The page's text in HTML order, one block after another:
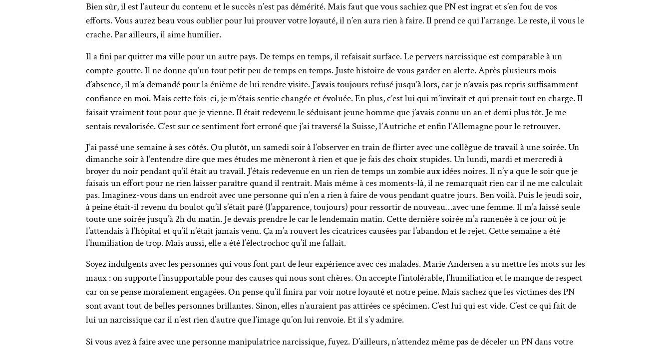
Bien sûr, il est l’auteur du contenu et le succès n’est pas démérité. Mais faut que vous sachiez que PN est ingrat et s’en fou de vos
efforts. Vous aurez beau vous oublier pour lui prouver votre loyauté, il n’en aura rien à faire. Il prend ce qui l’arrange. Le reste, il vous le
crache. Par ailleurs, il aime humilier.
Il a fini par quitter ma ville pour un autre pays. De temps en temps, il refaisait surface. Le pervers narcissique est comparable à un
compte-goutte. Il ne donne qu’un tout petit peu de temps en temps. Juste histoire de vous garder en alerte. Après plusieurs mois
d’absence, il m’a demandé pour la énième de lui rendre visite. J’avais toujours refusé jusqu’à lors, car je n’avais pas repris suffisamment
confiance en moi. Mais cette fois-ci, je m’étais sentie changée et évoluée. En plus, c’est lui qui m’invitait et qui prenait tout en charge. Il
faisait vraiment tout pour que je vienne. Il était redevenu le séduisant jeune homme que j’avais connu un an et demi plus tôt. Je me
sentais revalorisée. C’est sur ce sentiment fort erroné que j’ai traversé la Suisse, l’Autriche et enfin l’Allemagne pour le retrouver.
J’ai passé une semaine à ses côtés. Ou plutôt, un samedi soir à l’observer en train de flirter avec une collègue de travail à une soirée. Un
dimanche soir à l’entendre dire que mes études me mèneront à rien et que je fais des choix stupides. Un lundi, mardi et mercredi à
broyer du noir pendant qu’il était au travail. J’étais redevenue en un rien de temps un zombie aux idées noires. Il n’y a que le soir que je
faisais un effort pour ne rien laisser paraître quand il rentrait. Mais même à ces moments-là, il ne remarquait rien car il ne me calculait
pas. Imaginez-vous dans un endroit avec une personne qui n’en a rien à faire de vous pendant quatre jours. Ben voilà. Puis le jeudi soir,
à peine était-il revenu du boulot qu’il s’était paré (l’apparence, toujours) pour ressortir de nouveau…avec une femme. Il m’a laissé seule
toute une soirée jusqu’à 2h du matin. Je devais prendre le car le lendemain matin. Cette dernière soirée m’a ramenée à ce jour où je
l’attendais à l’hôpital et qu’il n’était jamais venu. Ça m’a rouvert les cicatrices causées par l’abandon et le rejet. Cette semaine a été
l’humiliation de trop. Mais aussi, elle a été l’électrochoc qu’il me fallait.
Soyez indulgents avec les personnes qui vous font part de leur expérience avec ces malades. Marie Andersen a su mettre les mots sur les
maux : on supporte l’insupportable pour des causes qui nous sont chères. On accepte l’intolérable, l’humiliation et le manque de respect
car on se pense moralement engagées. On pense qu’il finira par voir notre loyauté et notre peine. Mais sachez que les victimes des PN
sont avant tout de belles personnes brillantes. Sinon, elles n’auraient pas attirées ce spécimen. C’est lui qui est vide. C’est ce qui fait de
lui un narcissique car il n’est rien d’autre que l’image qu’on lui renvoie. Et il s’y admire.
Si vous avez à faire avec une personne manipulatrice narcissique, fuyez. D’ailleurs, n’attendez même pas de déceler un PN dans votre